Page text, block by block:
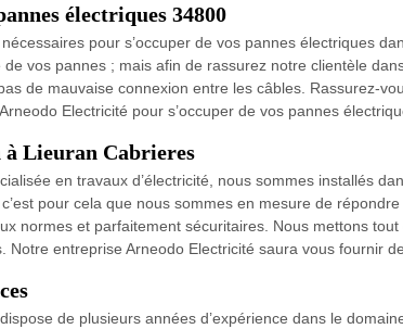
électriques 34800
pour s’occuper de vos pannes électriques
vos pannes ; mais afin de rassurez notre clientèle
de mauvaise connexion entre les câbles. Rassurez-
Electricité pour s’occuper de vos pannes
Lieuran Cabrieres
en travaux d’électricité, nous sommes installés
pour cela que nous sommes en mesure de
normes et parfaitement sécuritaires. Nous mettons
entreprise Arneodo Electricité saura vous fournir
de plusieurs années d’expérience dans le